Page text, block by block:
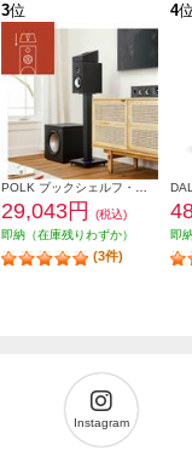
3位
29,043円
(税込)
即納（在庫残りわずか）
(3件)
4
即
Instagram